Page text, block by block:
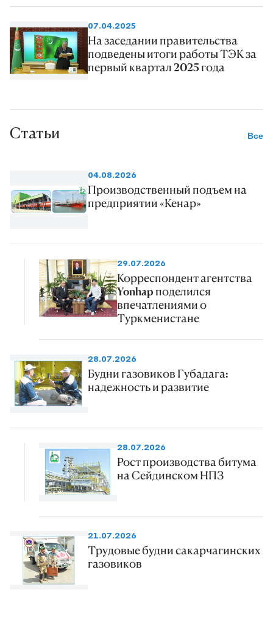
07.04.2025
На заседании правительства
подведены итоги работы ТЭК за
первый квартал 2025 года
Статьи Все
04.08.2026
Производственный подъем на
предприятии «Кенар»
29.07.2026
Корреспондент агентства
Yonhap поделился
впечатлениями о
Туркменистане
28.07.2026
Будни газовиков Губадага:
надежность и развитие
28.07.2026
Рост производства битума
на Сейдинском НПЗ
21.07.2026
Трудовые будни сакарчагинских
газовиков